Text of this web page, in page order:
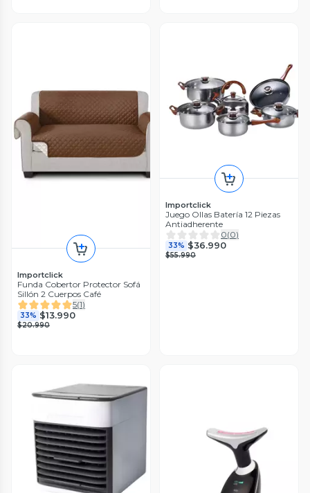
Importclick
Funda Cobertor Protector Sofá
Sillón 2 Cuerpos Café
5(1)
33% $13.990
$20.990
Importclick
Juego Ollas Batería 12 Piezas
Antiadherente
0(0)
33% $36.990
$55.990